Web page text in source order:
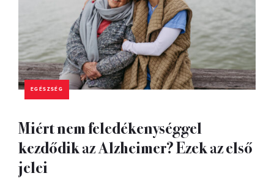
EGÉSZSÉG
Miért nem feledékenységgel
kezdődik az Alzheimer? Ezek az első
jelei